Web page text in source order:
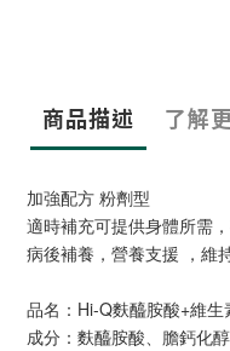
商品描述 了解
加強配方 粉劑型
適時補充可提供身體所需
病後補養，營養支援 ，維
品名：Hi-Q麩醯胺酸+維生
成分：麩醯胺酸、膽鈣化